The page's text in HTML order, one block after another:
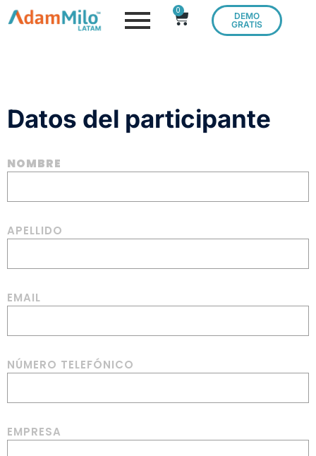
0
DEMO
GRATIS
Datos del participante
NOMBRE
APELLIDO
EMAIL
NÚMERO TELEFÓNICO
EMPRESA